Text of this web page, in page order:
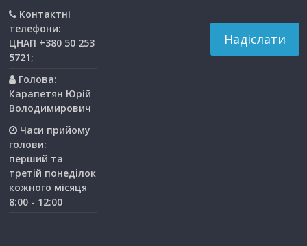
Контактні
телефони:
ЦНАП +380 50 253
5721;
Голова:
Карапетян Юрій
Володимирович
Часи прийому
голови:
перший та
третiй понедiлок
кожного мiсяця
8:00 - 12:00